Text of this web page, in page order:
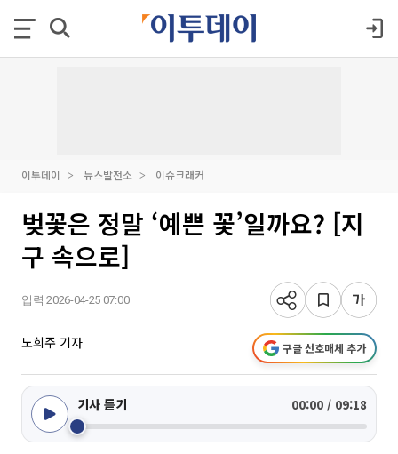
이투데이 뉴스발전소 이슈크래커
벚꽃은 정말 ‘예쁜 꽃’일까요? [지
구 속으로]
입력 2026-04-25 07:00
노희주 기자 구글 선호매체 추가
기사 듣기 00:00 / 09:18